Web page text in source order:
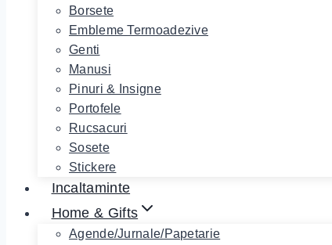
Borsete
Embleme Termoadezive
Genti
Manusi
Pinuri & Insigne
Portofele
Rucsacuri
Sosete
Stickere
Incaltaminte
Home & Gifts
Agende/Jurnale/Papetarie